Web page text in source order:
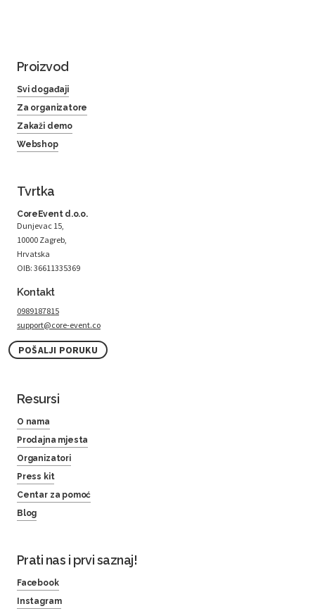
Proizvod
Svi događaji
Za organizatore
Zakaži demo
Webshop
Tvrtka
CoreEvent d.o.o.
Dunjevac 15,
10000 Zagreb,
Hrvatska
OIB: 36611335369
Kontakt
0989187815
support@core-event.co
POŠALJI PORUKU
Resursi
O nama
Prodajna mjesta
Organizatori
Press kit
Centar za pomoć
Blog
Prati nas i prvi saznaj!
Facebook
Instagram